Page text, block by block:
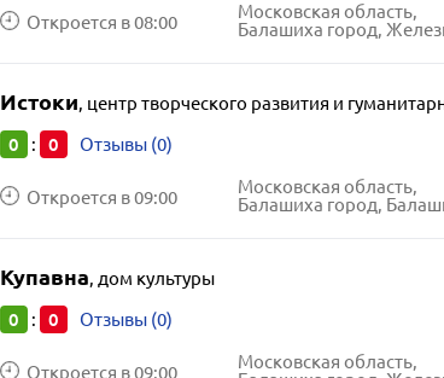
Откроется в 08:00
Московская область,
Балашиха город,
Истоки, центр творческого развития и
0 : 0 Отзывы (0)
Откроется в 09:00
Московская область,
Балашиха город,
Купавна, дом культуры
0 : 0 Отзывы (0)
Откроется в 09:00
Московская область,